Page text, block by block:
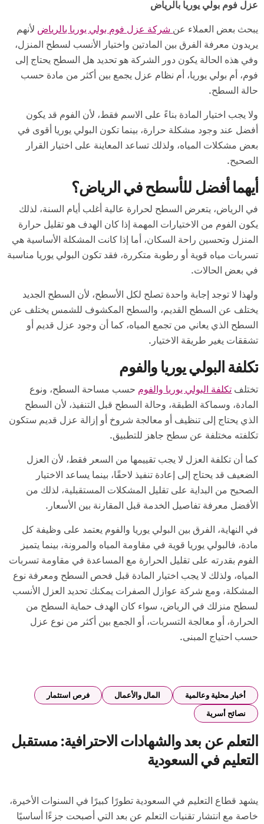
عزل فوم بولي يوريا بالرياض
يبحث بعض العملاء عن شركة عزل فوم بولي يوريا بالرياض لأنهم
يريدون معرفة الفرق بين المادتين واختيار الأنسب لسطح المنزل،
وفي هذه الحالة يكون دور الشركة هو تحديد هل السطح يحتاج إلى
فوم، أم بولي يوريا، أم نظام عزل يجمع بين أكثر من مادة حسب
حالة السطح.
ولا يجب اختيار المادة بناءً على الاسم فقط، لأن الفوم قد يكون
أفضل عند وجود مشكلة حرارة، بينما تكون البولي يوريا أقوى في
بعض مشكلات المياه، ولذلك تساعد المعاينة على اختيار القرار
الصحيح.
أيهما أفضل للأسطح في الرياض؟
في الرياض، يتعرض السطح لحرارة عالية أغلب أيام السنة، لذلك
يكون الفوم من الاختيارات المهمة إذا كان الهدف هو تقليل حرارة
المنزل وتحسين راحة السكان، أما إذا كانت المشكلة الأساسية هي
تسربات مياه قوية أو رطوبة متكررة، فقد تكون البولي يوريا مناسبة
في بعض الحالات.
ولهذا لا توجد إجابة واحدة تصلح لكل الأسطح، لأن السطح الجديد
يختلف عن السطح القديم، والسطح المكشوف للشمس يختلف عن
السطح الذي يعاني من تجمع المياه، كما أن وجود عزل قديم أو
تشققات يغير طريقة الاختيار.
تكلفة البولي يوريا والفوم
تختلف تكلفة البولي يوريا والفوم حسب مساحة السطح، ونوع
المادة، وسماكة الطبقة، وحالة السطح قبل التنفيذ، لأن السطح
الذي يحتاج إلى تنظيف أو معالجة شروخ أو إزالة عزل قديم ستكون
تكلفته مختلفة عن سطح جاهز للتطبيق.
كما أن تكلفة العزل لا يجب تقييمها من السعر فقط، لأن العزل
الضعيف قد يحتاج إلى إعادة تنفيذ لاحقًا، بينما يساعد الاختيار
الصحيح من البداية على تقليل المشكلات المستقبلية، لذلك من
الأفضل معرفة تفاصيل الخدمة قبل المقارنة بين الأسعار.
في النهاية، الفرق بين البولي يوريا والفوم يعتمد على وظيفة كل
مادة، فالبولي يوريا قوية في مقاومة المياه والمرونة، بينما يتميز
الفوم بقدرته على تقليل الحرارة مع المساعدة في مقاومة تسربات
المياه، ولذلك لا يجب اختيار المادة قبل فحص السطح ومعرفة نوع
المشكلة، ومع شركة عوازل الصفرات يمكنك تحديد العزل الأنسب
لسطح منزلك في الرياض، سواء كان الهدف حماية السطح من
الحرارة، أو معالجة التسربات، أو الجمع بين أكثر من نوع عزل
حسب احتياج المبنى.
أخبار محلية وعالمية المال والأعمال
فرص استثمار
نصائح أسرية
التعلم عن بعد والشهادات الاحترافية: مستقبل
التعليم في السعودية
يشهد قطاع التعليم في السعودية تطورًا كبيرًا في السنوات الأخيرة،
خاصة مع انتشار تقنيات التعلم عن بعد التي أصبحت جزءًا أساسيًا